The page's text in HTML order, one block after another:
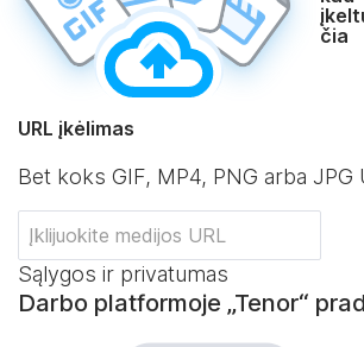
čia
URL įkėlimas
Bet koks GIF, MP4, PNG arba JPG
Sąlygos ir privatumas
Darbo platformoje „Tenor“